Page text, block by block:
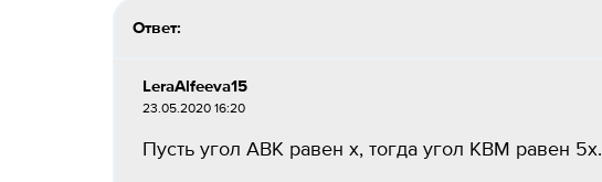
Ответ:
LeraAlfeeva15
23.05.2020 16:20
Пусть угол АВК равен х, тогда угол КВМ равен 5х.